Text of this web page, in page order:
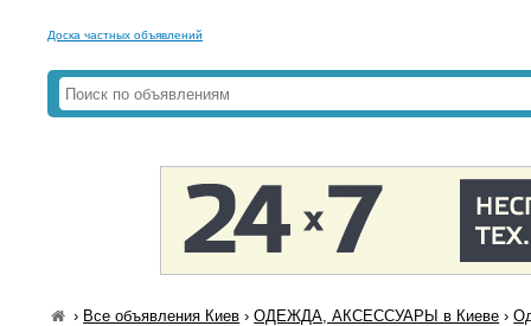
Доска частных объявлений
› Все объявления Киев ›ОДЕЖДА, АКСЕССУАРЫ в Киеве ›